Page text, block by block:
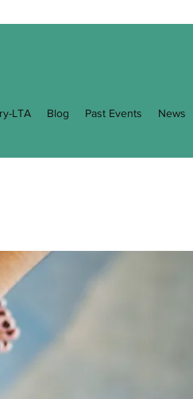
LTA Blog Past Events News